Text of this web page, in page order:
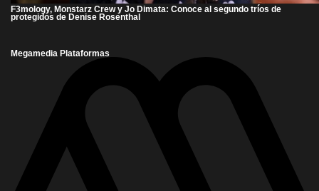
F3mology, Monstarz Crew y Jo Dimata: Conoce al segundo tríos de
protegidos de Denise Rosenthal
Megamedia Plataformas